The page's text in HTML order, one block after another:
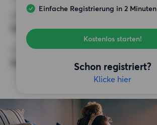
Einfache Registrierung in 2 Minuten
Kostenlos starten!
Schon registriert?
Klicke hier
Balkon,
SONSTIGE PRÄFERENZEN